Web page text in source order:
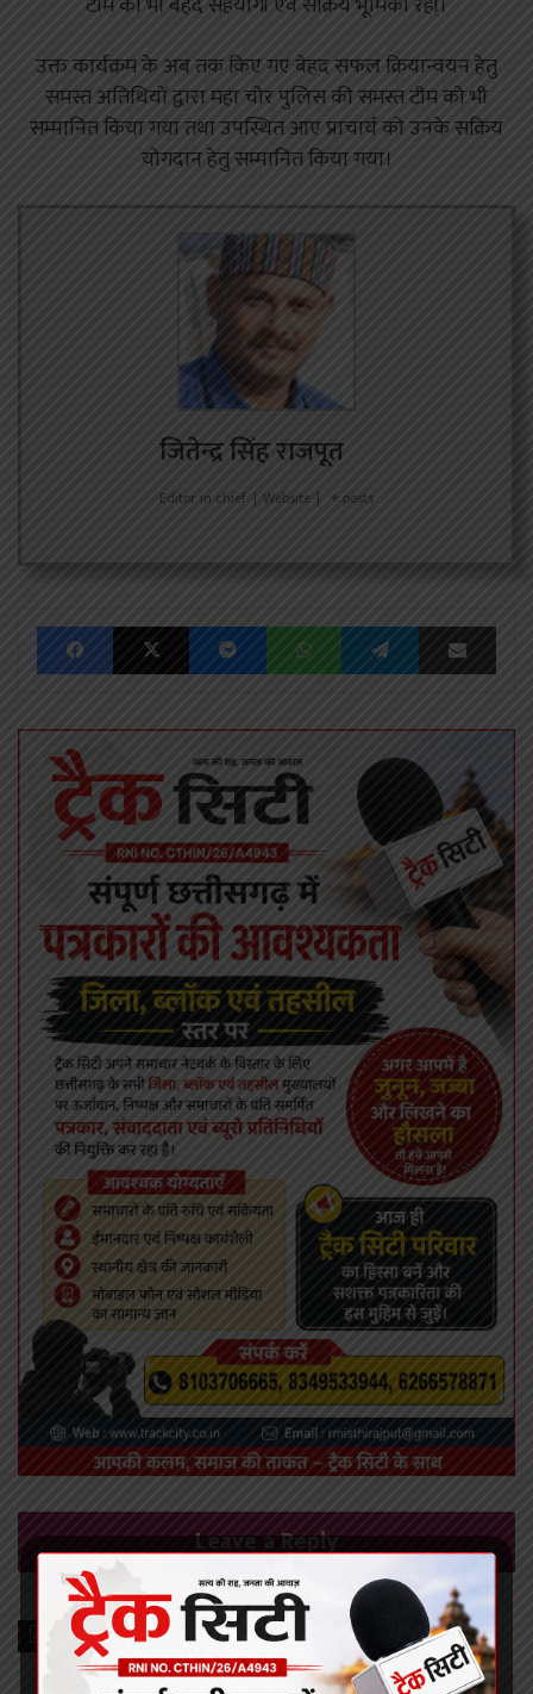
उक्त कार्यक्रम के अब तक किए गए बेहद सफल क्रियान्वयन हेतु
समस्त अतिथियों द्वारा महा चोर पुलिस की समस्त टीम को भी
सम्मानित किया गया तथा उपस्थित आए प्राचार्य को उनके सक्रिय
योगदान हेतु सम्मानित किया गया।
जितेन्द्र सिंह राजपूत
Editor in chief | Website | + posts
FacebookX MessengerWhatsAppTelegram Share via Email
Leave a Reply
Recent Posts